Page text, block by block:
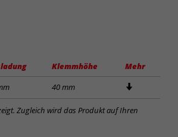
Klemmhöhe
Mehr
40 mm
Zugleich wird das Produkt auf Ihren